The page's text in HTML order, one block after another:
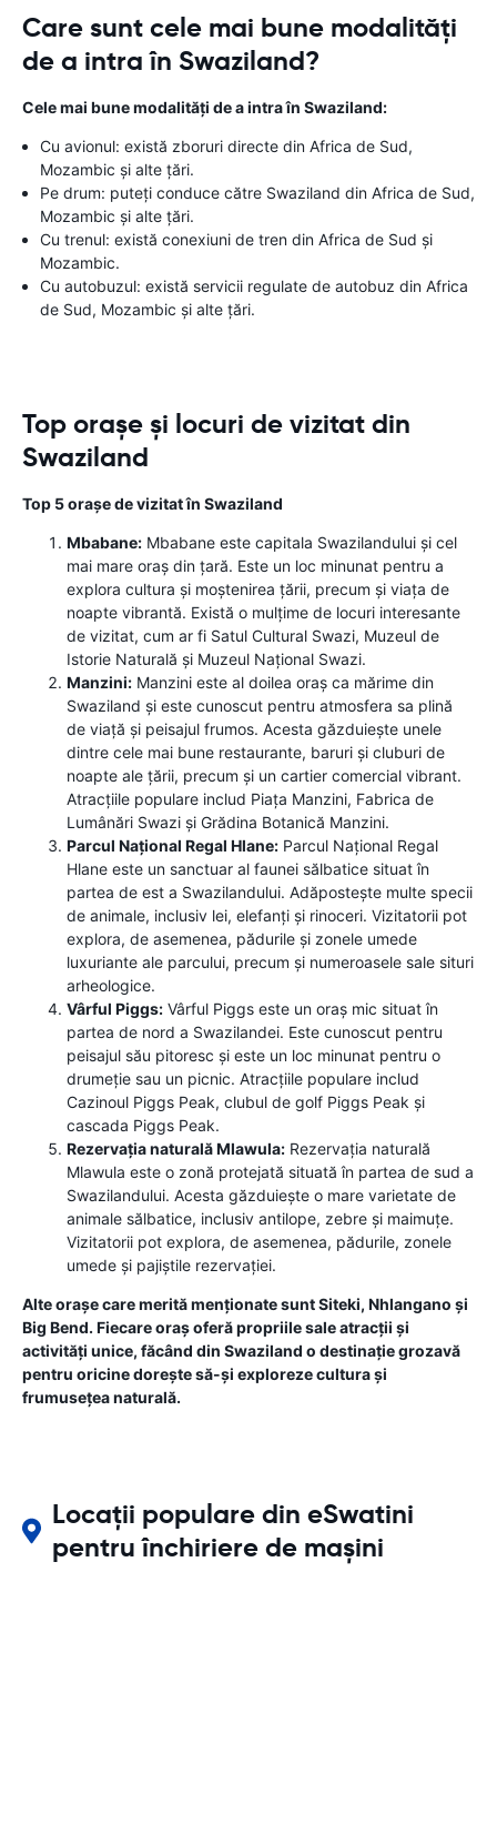
Care sunt cele mai bune modalități
de a intra în Swaziland?
Cele mai bune modalități de a intra în Swaziland:
Cu avionul: există zboruri directe din Africa de Sud,
Mozambic și alte țări.
Pe drum: puteți conduce către Swaziland din Africa de Sud,
Mozambic și alte țări.
Cu trenul: există conexiuni de tren din Africa de Sud și
Mozambic.
Cu autobuzul: există servicii regulate de autobuz din Africa
de Sud, Mozambic și alte țări.
Top orașe și locuri de vizitat din
Swaziland
Top 5 orașe de vizitat în Swaziland
Mbabane: Mbabane este capitala Swazilandului și cel
mai mare oraș din țară. Este un loc minunat pentru a
explora cultura și moștenirea țării, precum și viața de
noapte vibrantă. Există o mulțime de locuri interesante
de vizitat, cum ar fi Satul Cultural Swazi, Muzeul de
Istorie Naturală și Muzeul Național Swazi.
Manzini: Manzini este al doilea oraș ca mărime din
Swaziland și este cunoscut pentru atmosfera sa plină
de viață și peisajul frumos. Acesta găzduiește unele
dintre cele mai bune restaurante, baruri și cluburi de
noapte ale țării, precum și un cartier comercial vibrant.
Atracțiile populare includ Piața Manzini, Fabrica de
Lumânări Swazi și Grădina Botanică Manzini.
Parcul Național Regal Hlane: Parcul Național Regal
Hlane este un sanctuar al faunei sălbatice situat în
partea de est a Swazilandului. Adăpostește multe specii
de animale, inclusiv lei, elefanți și rinoceri. Vizitatorii pot
explora, de asemenea, pădurile și zonele umede
luxuriante ale parcului, precum și numeroasele sale situri
arheologice.
Vârful Piggs: Vârful Piggs este un oraș mic situat în
partea de nord a Swazilandei. Este cunoscut pentru
peisajul său pitoresc și este un loc minunat pentru o
drumeție sau un picnic. Atracțiile populare includ
Cazinoul Piggs Peak, clubul de golf Piggs Peak și
cascada Piggs Peak.
Rezervația naturală Mlawula: Rezervația naturală
Mlawula este o zonă protejată situată în partea de sud a
Swazilandului. Acesta găzduiește o mare varietate de
animale sălbatice, inclusiv antilope, zebre și maimuțe.
Vizitatorii pot explora, de asemenea, pădurile, zonele
umede și pajiștile rezervației.
Alte orașe care merită menționate sunt Siteki, Nhlangano și
Big Bend. Fiecare oraș oferă propriile sale atracții și
activități unice, făcând din Swaziland o destinație grozavă
pentru oricine dorește să-și exploreze cultura și
frumusețea naturală.
Locații populare din eSwatini
pentru închiriere de mașini